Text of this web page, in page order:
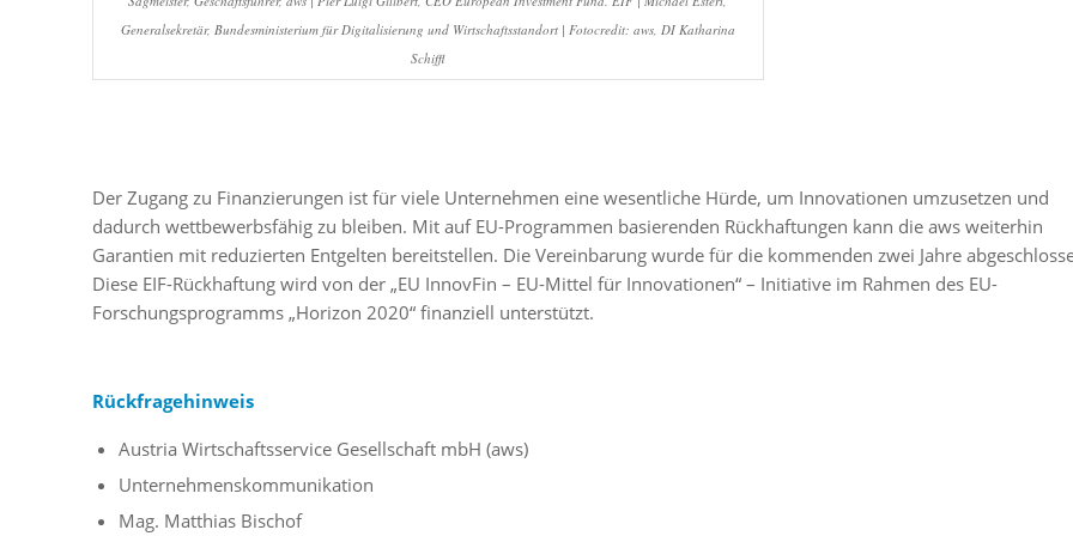
Generalsekretär, Bundesministerium für Digitalisierung und Wirtschaftsstandort | Fotocredit: aws, DI Katharina
Schiffl
Der Zugang zu Finanzierungen ist für viele Unternehmen eine wesentliche Hürde, um Innovationen umzusetzen und
dadurch wettbewerbsfähig zu bleiben. Mit auf EU-Programmen basierenden Rückhaftungen kann die aws weiterhin
Garantien mit reduzierten Entgelten bereitstellen. Die Vereinbarung wurde für die kommenden zwei Jahre
Diese EIF-Rückhaftung wird von der „EU InnovFin – EU-Mittel für Innovationen“ – Initiative im Rahmen des EU-
Forschungsprogramms „Horizon 2020“ finanziell unterstützt.
Rückfragehinweis
Austria Wirtschaftsservice Gesellschaft mbH (aws)
Unternehmenskommunikation
Mag. Matthias Bischof